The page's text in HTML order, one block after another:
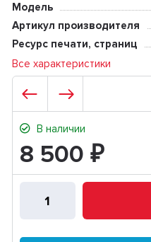
Модель
Артикул производителя
Ресурс печати, страниц
Все характеристики
В наличии
8 500 ₽